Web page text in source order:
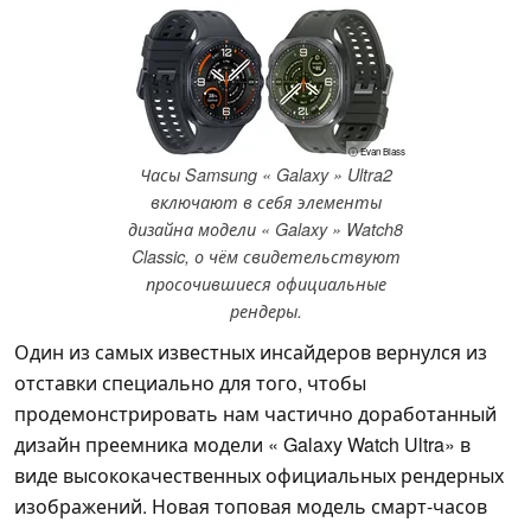
ⓘ Evan Blass
Часы Samsung « Galaxy » Ultra2
включают в себя элементы
дизайна модели « Galaxy » Watch8
Classic, о чём свидетельствуют
просочившиеся официальные
рендеры.
Один из самых известных инсайдеров вернулся из
отставки специально для того, чтобы
продемонстрировать нам частично доработанный
дизайн преемника модели « Galaxy Watch Ultra» в
виде высококачественных официальных рендерных
изображений. Новая топовая модель смарт-часов